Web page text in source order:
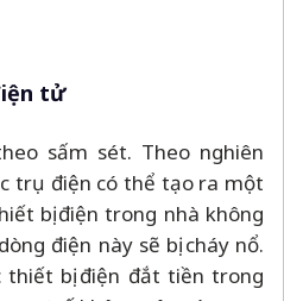
tử
sấm sét. Theo nghiên
trụ điện có thể tạo ra một
bị điện trong nhà không
điện này sẽ bị cháy nổ.
thiết bị điện đắt tiền trong